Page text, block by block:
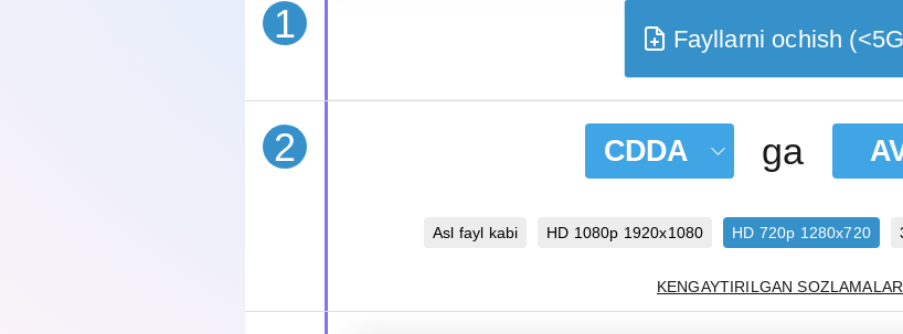
1 Fayllarni ochish
2 CDDA ga
Asl fayl kabi HD 1080p 1920x1080 HD 720p 1280x720
KENGAYTIRILGAN SOZLAMALAR